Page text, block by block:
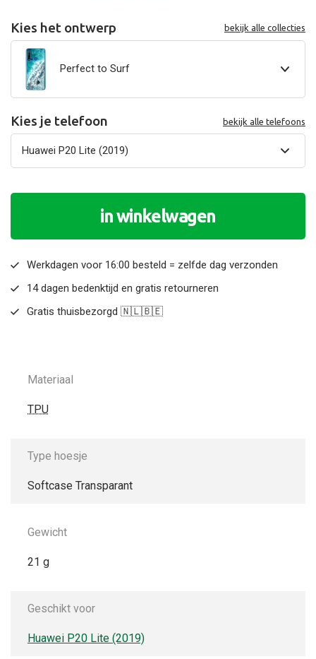
Kies het ontwerp bekijk alle collecties
Perfect to Surf
Kies je telefoon bekijk alle telefoons
in winkelwagen
Werkdagen voor 16:00 besteld = zelfde dag verzonden
14 dagen bedenktijd en gratis retourneren
Gratis thuisbezorgd 🇳🇱🇧🇪
Materiaal
TPU
Type hoesje
Softcase Transparant
Gewicht
21 g
Geschikt voor
Huawei P20 Lite (2019)